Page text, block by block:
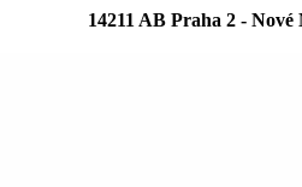
14211 AB Praha 2 -